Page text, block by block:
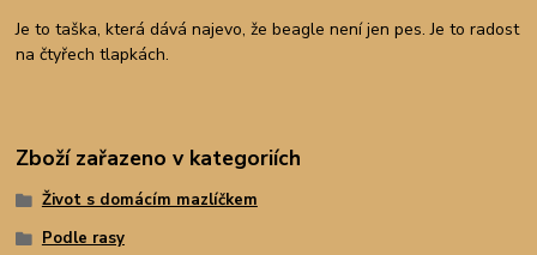
Je to taška, která dává najevo, že beagle není jen pes. Je to radost
na čtyřech tlapkách.
Zboží zařazeno v kategoriích
Život s domácím mazlíčkem
Podle rasy